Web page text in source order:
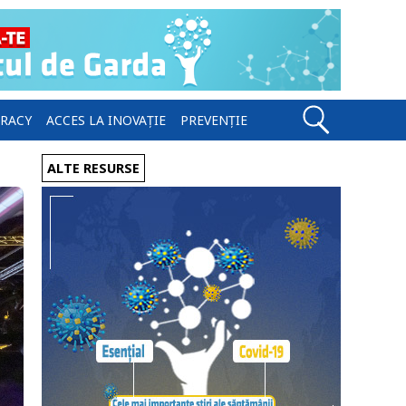
ACCES LA INOVAȚIE PREVENȚIE
ALTE RESURSE